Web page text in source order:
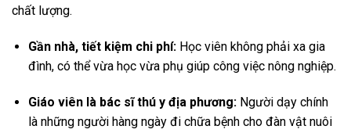
chất lượng.
Gần nhà, tiết kiệm chi phí:Học viên không phải xa gia
đình, có thể vừa học vừa phụ giúp công việc nông nghiệp.
Giáo viên là bác sĩ thú y địa phương:Người dạy chính
là những người hàng ngày đi chữa bệnh cho đàn vật nuôi